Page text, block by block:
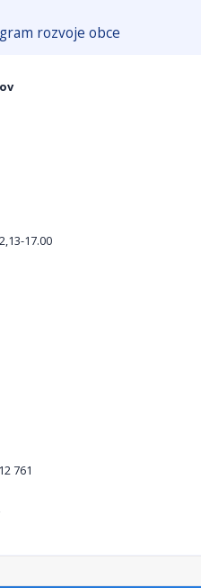
rozvoje obce
17.00
761